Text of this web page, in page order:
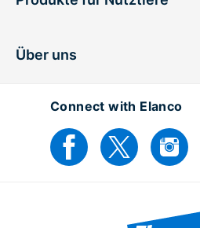
Über uns
Connect with Elanco